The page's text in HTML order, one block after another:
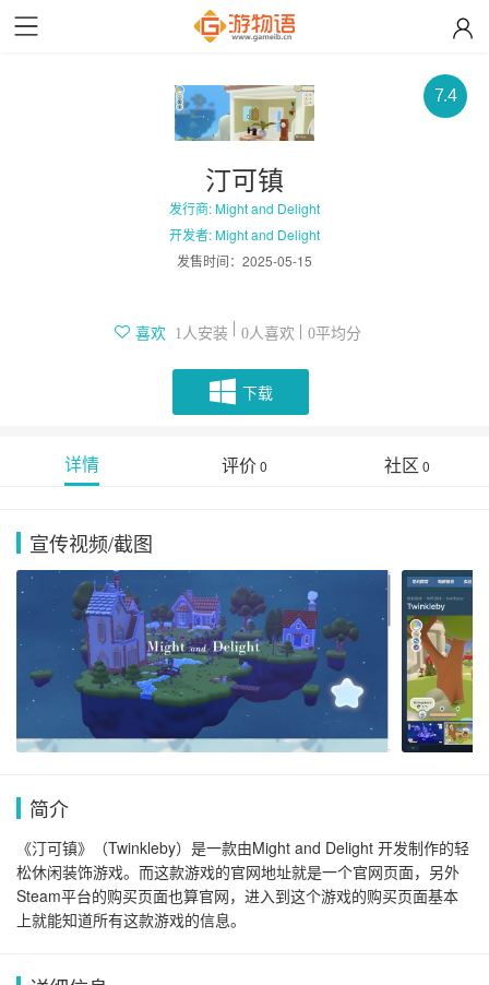
7.4
汀可镇
发行商: Might and Delight
开发者: Might and Delight
发售时间： 2025-05-15
喜欢 1 人安装 0人喜欢 0平均分
下载
详情 评价0 社区 0
宣传视频/截图
简介
《汀可镇》（Twinkleby）是一款由Might and Delight 开发制作的轻
松休闲装饰游戏。而这款游戏的官网地址就是一个官网页面，另外
Steam平台的购买页面也算官网，进入到这个游戏的购买页面基本
上就能知道所有这款游戏的信息。